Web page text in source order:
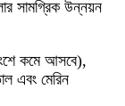
সামগ্রিক উন্নয়ন
কমে আসবে),
এবং মেরিন